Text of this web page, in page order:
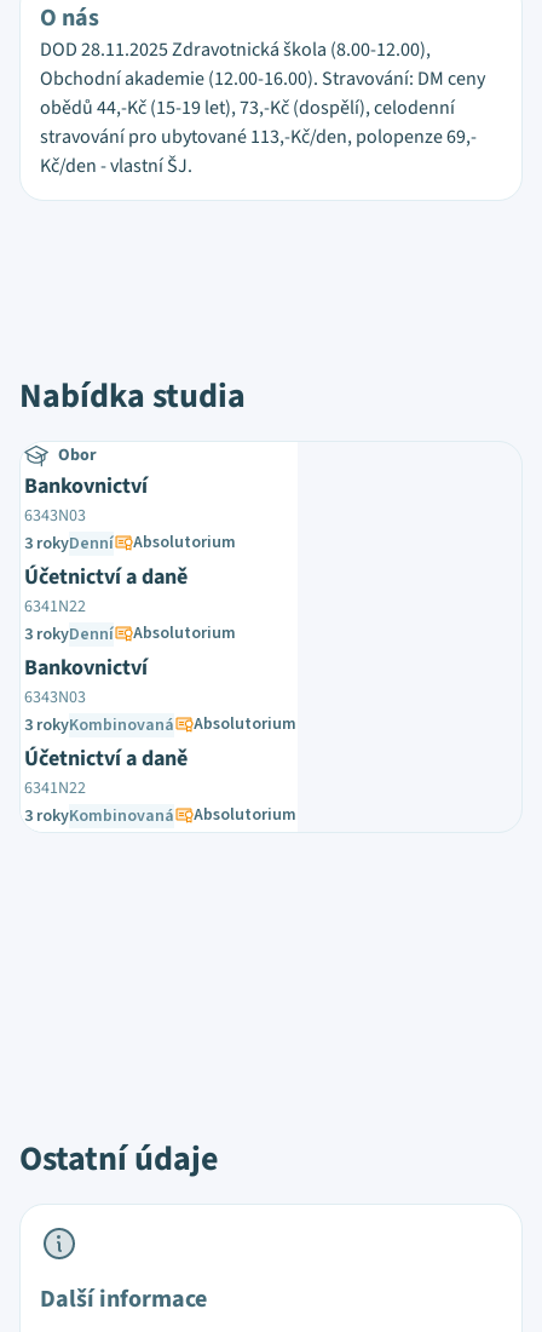
O nás
DOD 28.11.2025 Zdravotnická škola (8.00-12.00),
Obchodní akademie (12.00-16.00). Stravování: DM ceny
obědů 44,-Kč (15-19 let), 73,-Kč (dospělí), celodenní
stravování pro ubytované 113,-Kč/den, polopenze 69,-
Kč/den - vlastní ŠJ.
Nabídka studia
Obor
Bankovnictví
6343N03
3 rokyDenní Absolutorium
Účetnictví a daně
6341N22
3 rokyDenní Absolutorium
Bankovnictví
6343N03
3 rokyKombinovaná Absolutorium
Účetnictví a daně
6341N22
3 rokyKombinovaná Absolutorium
Ostatní údaje
Další informace